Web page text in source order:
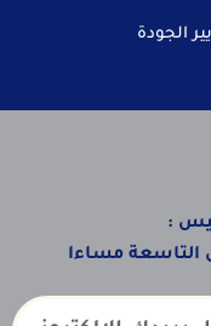
الجودة
:
التاسعة مساءا